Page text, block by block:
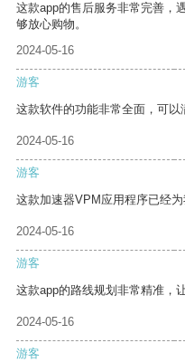
这款app的售后服务非常完善，
够放心购物。
2024-05-16
游客
这款软件的功能非常全面，可以
2024-05-16
游客
这款加速器VPM应用程序已经
2024-05-16
游客
这款app的路线规划非常精准，
2024-05-16
游客